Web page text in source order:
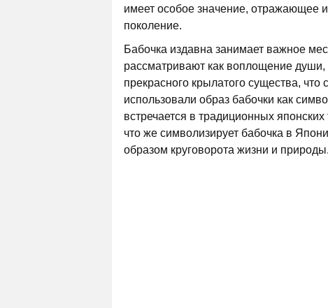
имеет особое значение, отражающее
поколение.
Бабочка издавна занимает важное
рассматривают как воплощение
прекрасного крылатого существа,
использовали образ бабочки как
встречается в традиционных
что же символизирует бабочка в
образом круговорота жизни и природы.